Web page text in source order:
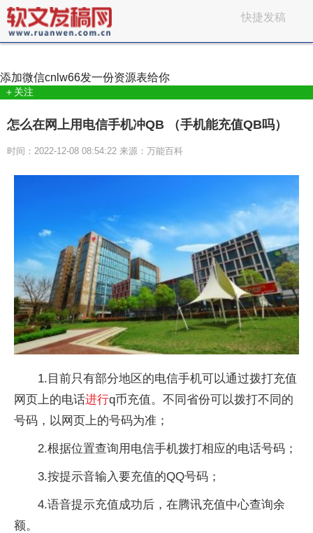
快捷发稿
添加微信cnlw66发一份资源表给你
＋关注
怎么在网上用电信手机冲QB （手机能充值QB吗）
时间：2022-12-08 08:54:22 来源：万能百科
1.目前只有部分地区的电信手机可以通过拨打充值
网页上的电话进行q币充值。不同省份可以拨打不同的
号码，以网页上的号码为准；
2.根据位置查询用电信手机拨打相应的电话号码；
3.按提示音输入要充值的QQ号码；
4.语音提示充值成功后，在腾讯充值中心查询余
额。